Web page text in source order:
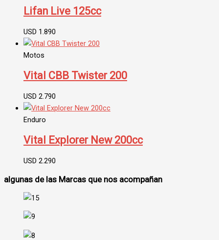
Lifan Live 125cc
USD 1.890
Motos
Vital CBB Twister 200
USD 2.790
Enduro
Vital Explorer New 200cc
USD 2.290
algunas de las Marcas que nos acompañan